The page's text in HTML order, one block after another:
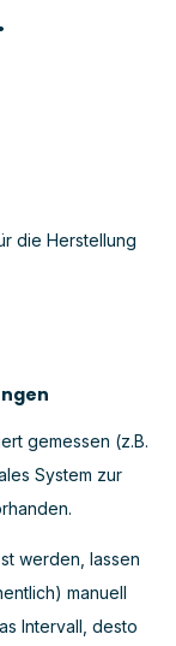
die Herstellung
gemessen (z.B.
System zur
werden, lassen
manuell
Intervall, desto